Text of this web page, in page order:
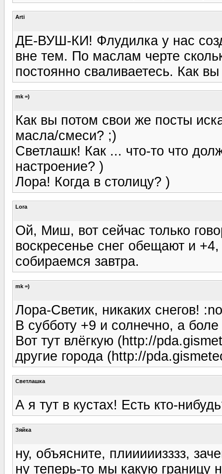
Arti
ДЕ-ВУШ-КИ! Флудилка у нас
вне тем. По маслам черте
постоянно сваливаетесь. Как
mk =)
Как вы потом свои же посты
масла/смеси? ;)
Светлашк! Как ... что-то что
настроение? )
Лора! Когда в столицу? )
Lora
Ой, Миш, вот сейчас только
воскресенье снег обещают и
собираемся завтра.
mk =)
Лора-Светик, никаких снегов!
В субботу +9 и солнечно, а
Вот тут влёгкую (http://
другие города (http://
Светлашка
А я тут в кустах! Есть кто-
Зяйка
ну, объясните, плииииизззз,
ну теперь-то мы какую границу